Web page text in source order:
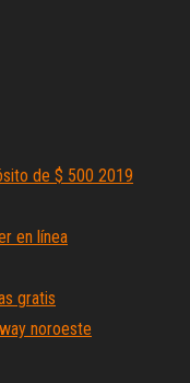
de $ 500 2019
en línea
gratis
noroeste